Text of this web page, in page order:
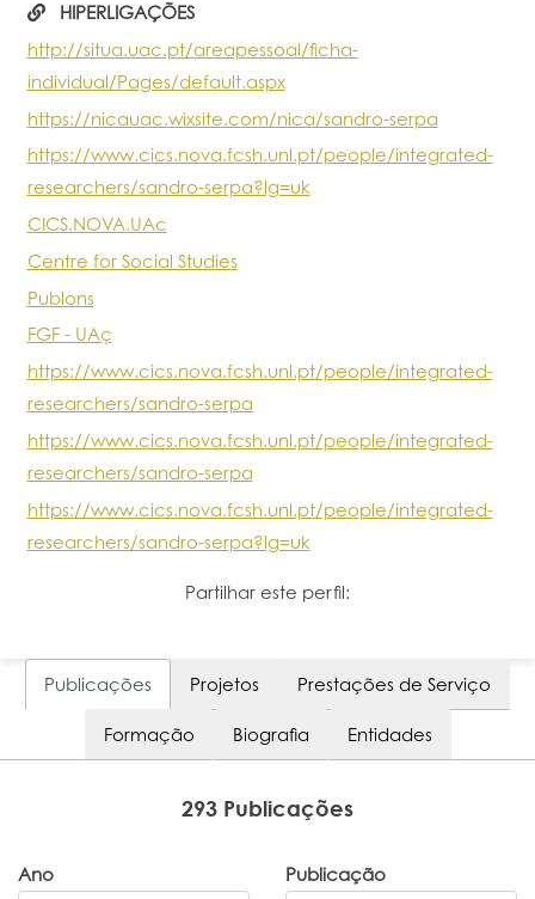
HIPERLIGAÇÕES
http://situa.uac.pt/areapessoal/ficha-
individual/Pages/default.aspx
https://nicauac.wixsite.com/nica/sandro-serpa
https://www.cics.nova.fcsh.unl.pt/people/integrated-
researchers/sandro-serpa?lg=uk
CICS.NOVA.UAc
Centre for Social Studies
Publons
FGF - UAç
https://www.cics.nova.fcsh.unl.pt/people/integrated-
researchers/sandro-serpa
https://www.cics.nova.fcsh.unl.pt/people/integrated-
researchers/sandro-serpa
https://www.cics.nova.fcsh.unl.pt/people/integrated-
researchers/sandro-serpa?lg=uk
Partilhar este perfil:
Publicações Projetos Prestações de Serviço
Formação Biografia Entidades
293 Publicações
Ano Publicação